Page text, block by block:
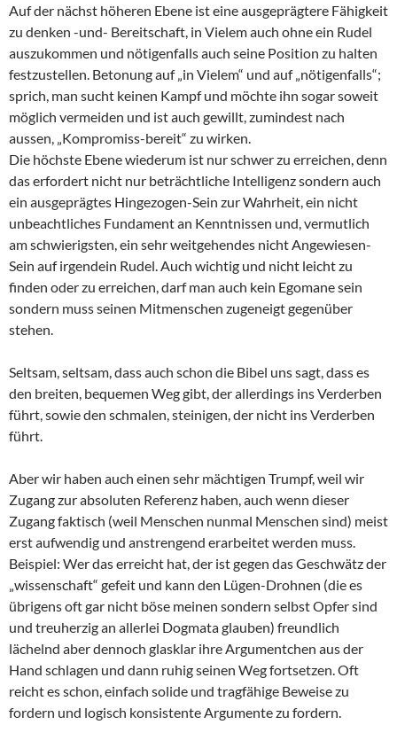
Auf der nächst höheren Ebene ist eine ausgeprägtere Fähigkeit
zu denken -und- Bereitschaft, in Vielem auch ohne ein Rudel
auszukommen und nötigenfalls auch seine Position zu halten
festzustellen. Betonung auf „in Vielem“ und auf „nötigenfalls“;
sprich, man sucht keinen Kampf und möchte ihn sogar soweit
möglich vermeiden und ist auch gewillt, zumindest nach
aussen, „Kompromiss-bereit“ zu wirken.
Die höchste Ebene wiederum ist nur schwer zu erreichen, denn
das erfordert nicht nur beträchtliche Intelligenz sondern auch
ein ausgeprägtes Hingezogen-Sein zur Wahrheit, ein nicht
unbeachtliches Fundament an Kenntnissen und, vermutlich
am schwierigsten, ein sehr weitgehendes nicht Angewiesen-
Sein auf irgendein Rudel. Auch wichtig und nicht leicht zu
finden oder zu erreichen, darf man auch kein Egomane sein
sondern muss seinen Mitmenschen zugeneigt gegenüber
stehen.
Seltsam, seltsam, dass auch schon die Bibel uns sagt, dass es
den breiten, bequemen Weg gibt, der allerdings ins Verderben
führt, sowie den schmalen, steinigen, der nicht ins Verderben
führt.
Aber wir haben auch einen sehr mächtigen Trumpf, weil wir
Zugang zur absoluten Referenz haben, auch wenn dieser
Zugang faktisch (weil Menschen nunmal Menschen sind) meist
erst aufwendig und anstrengend erarbeitet werden muss.
Beispiel: Wer das erreicht hat, der ist gegen das Geschwätz der
„wissenschaft“ gefeit und kann den Lügen-Drohnen (die es
übrigens oft gar nicht böse meinen sondern selbst Opfer sind
und treuherzig an allerlei Dogmata glauben) freundlich
lächelnd aber dennoch glasklar ihre Argumentchen aus der
Hand schlagen und dann ruhig seinen Weg fortsetzen. Oft
reicht es schon, einfach solide und tragfähige Beweise zu
fordern und logisch konsistente Argumente zu fordern.